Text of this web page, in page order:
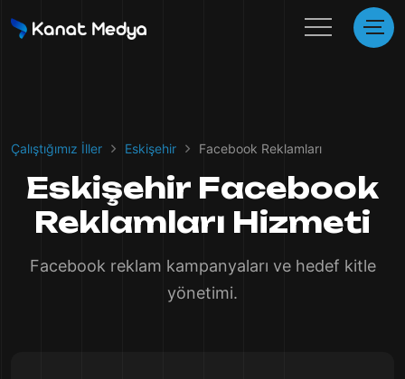
Çalıştığımız İller Eskişehir Facebook Reklamları
Eskişehir Facebook
Reklamları Hizmeti
Facebook reklam kampanyaları ve hedef kitle
yönetimi.